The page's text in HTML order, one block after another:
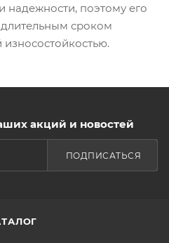
надежности, поэтому его
сроком
акций и новостей
ПОДПИСАТЬСЯ